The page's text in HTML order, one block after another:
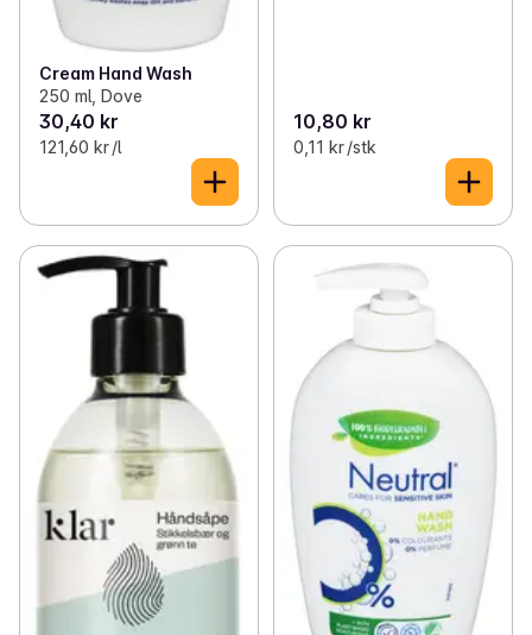
Cream Hand Wash
250 ml, Dove
30,40 kr
121,60 kr /l
10,80 kr
0,11 kr /stk